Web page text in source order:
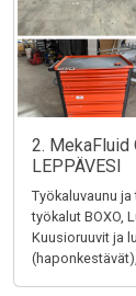
2. MekaFluid
LEPPÄVESI
Työkaluvaunu
työkalut BOXO,
Kuusioruuvit ja